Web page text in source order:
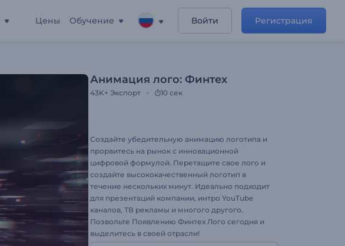
Цены Обучение Войти Регистрация
Анимация лого: Финтех
43K+ Экспорт 10 сек
Создайте убедительную анимацию логотипа и
прорвитесь на рынок с инновационной
цифровой формулой. Перетащите свое лого и
создайте высококачественный логотип в
течение нескольких минут. Идеально подходит
для презентаций компании, интро YouTube
каналов, ТВ рекламы и многого другого.
Позвольте Появлению Финтех Лого сегодня и
выделитесь в своей отрасли!